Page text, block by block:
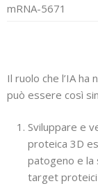
mRNA-5671
Il ruolo che l’IA
può essere così
Sviluppare e
proteica 3D
patogeno e la
target